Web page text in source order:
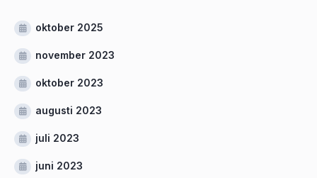
oktober 2025
november 2023
oktober 2023
augusti 2023
juli 2023
juni 2023